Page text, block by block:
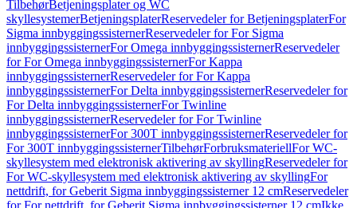
TilbehørBetjeningsplater og WC
skyllesystemerBetjeningsplaterReservedeler for BetjeningsplaterFor
Sigma innbyggingssisternerReservedeler for For Sigma
innbyggingssisternerFor Omega innbyggingssisternerReservedeler
for For Omega innbyggingssisternerFor Kappa
innbyggingssisternerReservedeler for For Kappa
innbyggingssisternerFor Delta innbyggingssisternerReservedeler for
For Delta innbyggingssisternerFor Twinline
innbyggingssisternerReservedeler for For Twinline
innbyggingssisternerFor 300T innbyggingssisternerReservedeler for
For 300T innbyggingssisternerTilbehørForbruksmateriellFor WC-
skyllesystem med elektronisk aktivering av skyllingReservedeler for
For WC-skyllesystem med elektronisk aktivering av skyllingFor
nettdrift, for Geberit Sigma innbyggingssisterner 12 cmReservedeler
for For nettdrift, for Geberit Sigma innbyggingssisterner 12 cmIkke